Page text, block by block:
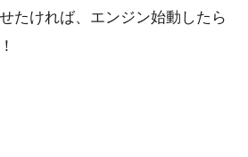
たければ、エンジン始動したら